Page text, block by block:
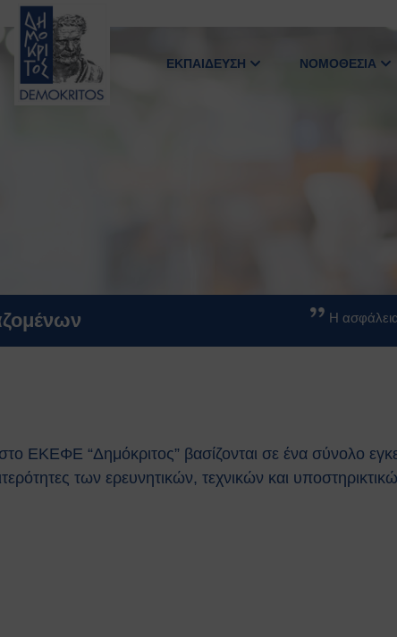
ΕΚΠΑΙΔΕΥΣΗ ΝΟΜΟΘΕΣΙΑ
Η
ΕΚΕΦΕ “Δημόκριτος” βασίζονται σε ένα σύνολο
των ερευνητικών, τεχνικών και